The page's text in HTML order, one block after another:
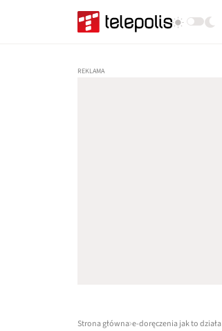
Strona główna e-doręczenia jak to działa